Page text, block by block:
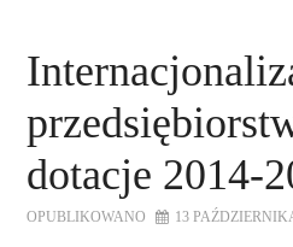
dotacje 2014-
OPUBLIKOWANO 13